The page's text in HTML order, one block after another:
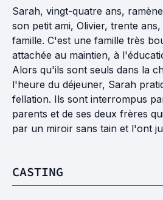
Sarah, vingt-quatre ans,
son petit ami, Olivier, trente
famille. C'est une famille très
attachée au maintien, à
Alors qu'ils sont seuls dans la
l'heure du déjeuner, Sarah
fellation. Ils sont interrompus
parents et de ses deux frères
par un miroir sans tain et l'ont
CASTING